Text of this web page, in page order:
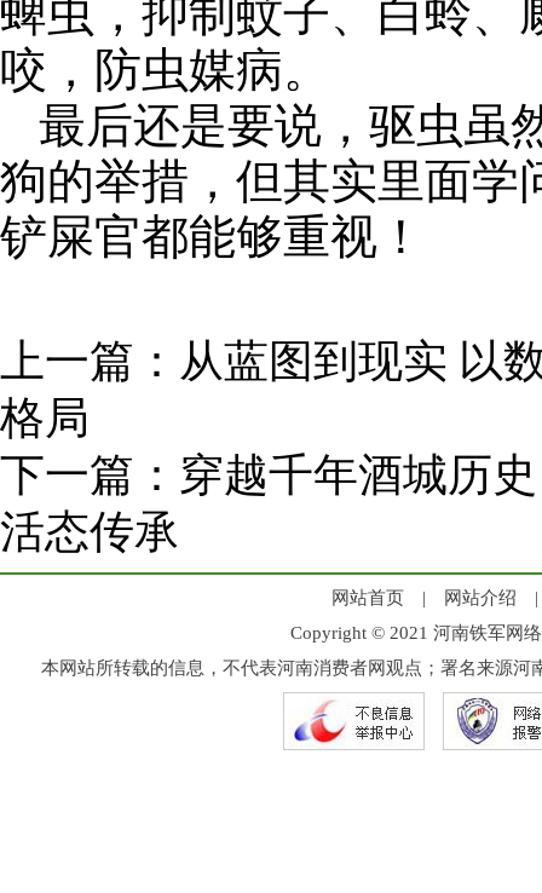
蜱虫，抑制蚊子、白蛉、
咬，防虫媒病。
最后还是要说，驱虫虽
狗的举措，但其实里面学
铲屎官都能够重视！
上一篇： 从蓝图到现实 以
格局
下一篇： 穿越千年酒城历
活态传承
网站首页 | 网站介绍
Copyright © 2021 河南铁军网
本网站所转载的信息，不代表河南消费者网观点；署名来源